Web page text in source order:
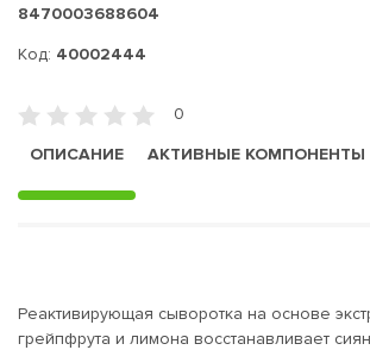
8470003688604
Код: 40002444
0
ОПИСАНИЕ
АКТИВНЫЕ КОМПОНЕНТЫ
Реактивирующая сыворотка на основе
грейпфрута и лимона восстанавливает